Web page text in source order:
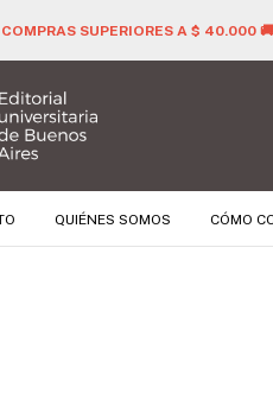
SUPERIORES A $ 40.000 🚚
QUIÉNES SOMOS CÓMO